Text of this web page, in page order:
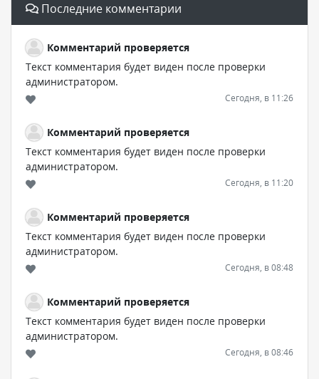
Последние комментарии
Комментарий проверяется
Текст комментария будет виден после проверки
администратором.
Сегодня, в 11:26
Комментарий проверяется
Текст комментария будет виден после проверки
администратором.
Сегодня, в 11:20
Комментарий проверяется
Текст комментария будет виден после проверки
администратором.
Сегодня, в 08:48
Комментарий проверяется
Текст комментария будет виден после проверки
администратором.
Сегодня, в 08:46